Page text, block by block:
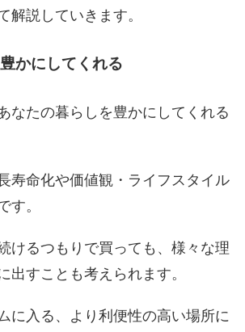
解説していきます。
かにしてくれる
なたの暮らしを豊かにしてくれる
寿命化や価値観・ライフスタイル
す。
けるつもりで買っても、様々な理
出すことも考えられます。
に入る、より利便性の高い場所に